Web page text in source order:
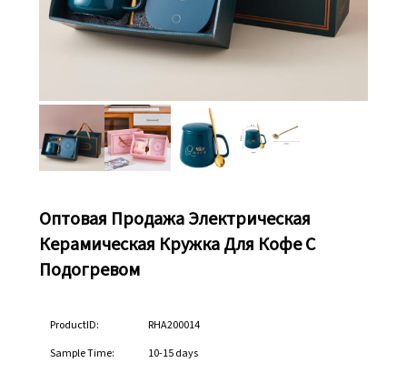
Оптовая Продажа Электрическая
Керамическая Кружка Для Кофе С
Подогревом
ProductID:
RHA200014
Sample Time:
10-15 days